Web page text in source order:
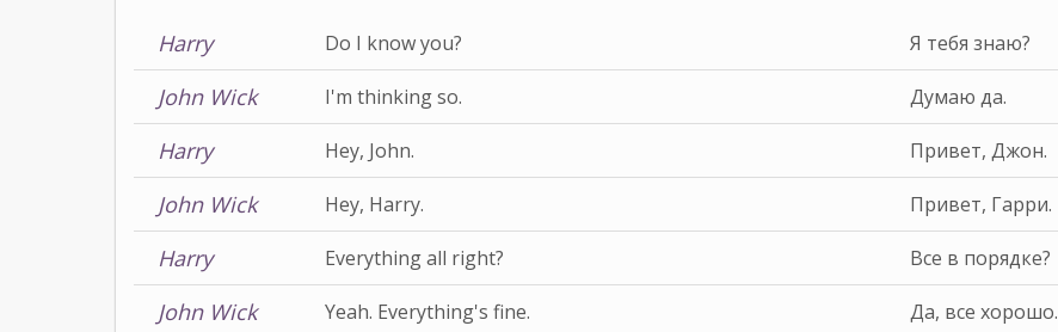
Harry Do I know you? Я тебя знаю?
John Wick I'm thinking so. Думаю да.
Harry Hey, John. Привет, Джон.
John Wick Hey, Harry. Привет, Гарри.
Harry Everything all right? Все в порядке?
John Wick Yeah. Everything's fine. Да, все хорошо.